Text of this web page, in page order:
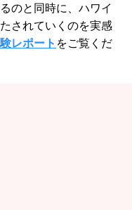
のと同時に、ハワイ
されていくのを実感
レポート をご覧くだ